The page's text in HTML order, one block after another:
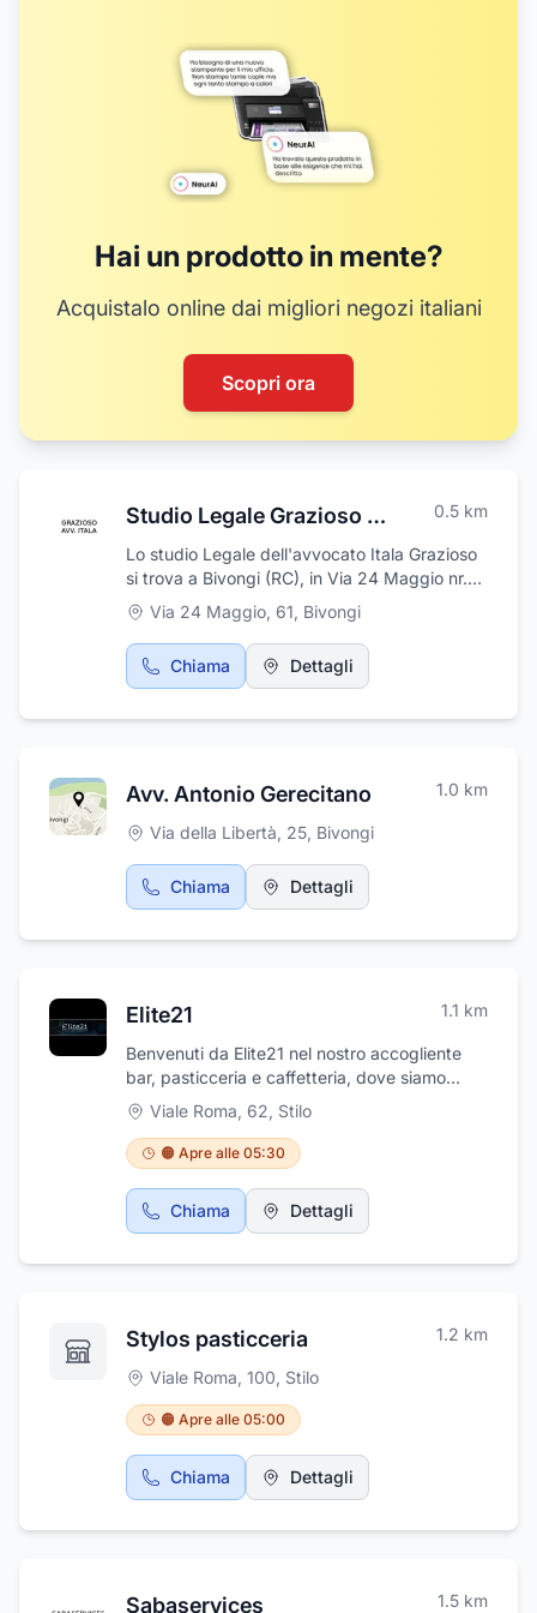
Hai un prodotto in mente?
Acquistalo online dai migliori negozi italiani
Scopri ora
Studio Legale Grazioso Avv. Itala 0.5 km
Lo studio Legale dell'avvocato Itala Grazioso
si trova a Bivongi (RC), in Via 24 Maggio nr.
61. Lo studio offre consulenza ed assistenza
giudiziale in tutti i rami del diritto civile, con
specifica competenza nei settori del diritto di
famiglia, del diritto del lavoro, tutela e
risarcimento danni per incidenti stradali e
punti di riferimento della zona.
Via 24 Maggio, 61, Bivongi
Chiama Dettagli
Avv. Antonio Gerecitano 1.0 km
Via della Libertà, 25, Bivongi
Chiama Dettagli
Elite21 1.1 km
Benvenuti da Elite21 nel nostro accogliente
bar, pasticceria e caffetteria, dove siamo
appassionati di soddisfare ogni vostro
desiderio culinario! Da deliziose colazioni con
gelateria artigianale ad un gusto di caffè
unico. Vi aspettiamo a Stilo (RC) in Viale Roma
62.
Viale Roma, 62, Stilo
🟠 Apre alle 05:30
Chiama Dettagli
Stylos pasticceria 1.2 km
Viale Roma, 100, Stilo
🟠 Apre alle 05:00
Chiama Dettagli
Sabaservices 1.5 km